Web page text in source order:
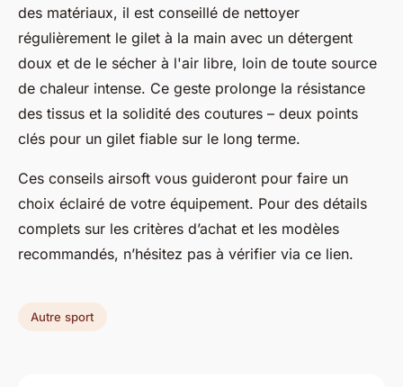
des matériaux, il est conseillé de nettoyer
régulièrement le gilet à la main avec un détergent
doux et de le sécher à l'air libre, loin de toute source
de chaleur intense. Ce geste prolonge la résistance
des tissus et la solidité des coutures – deux points
clés pour un gilet fiable sur le long terme.
Ces conseils airsoft vous guideront pour faire un
choix éclairé de votre équipement. Pour des détails
complets sur les critères d’achat et les modèles
recommandés, n’hésitez pas à vérifier via ce lien.
Autre sport